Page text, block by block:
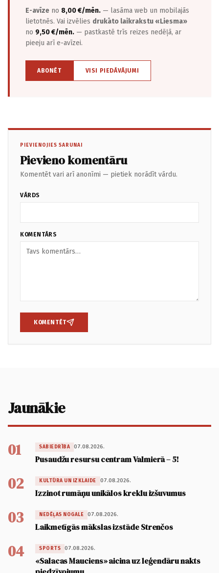
E-avīze no 8,00 €/mēn. — lasāma web un mobilajās
lietotnēs. Vai izvēlies drukāto laikrakstu «Liesma»
no 9,50 €/mēn. — pastkastē trīs reizes nedēļā, ar
pieeju arī e-avīzei.
ABONĒT VISI PIEDĀVĀJUMI
PIEVIENOJIES SARUNAI
Pievieno komentāru
Komentēt vari arī anonīmi — pietiek norādīt vārdu.
VĀRDS
KOMENTĀRS
KOMENTĒT
Jaunākie
01 SABIEDRĪBA 07.08.2026.
Pusaudžu resursu centram Valmierā – 5!
02 KULTŪRA UN IZKLAIDE 07.08.2026.
Izzinot rumāņu unikālos kreklu izšuvumus
03 NEDĒĻAS NOGALE 07.08.2026.
Laikmetīgās mākslas izstāde Strenčos
04 SPORTS 07.08.2026.
«Salacas Mauciens» aicina uz leģendāru nakts